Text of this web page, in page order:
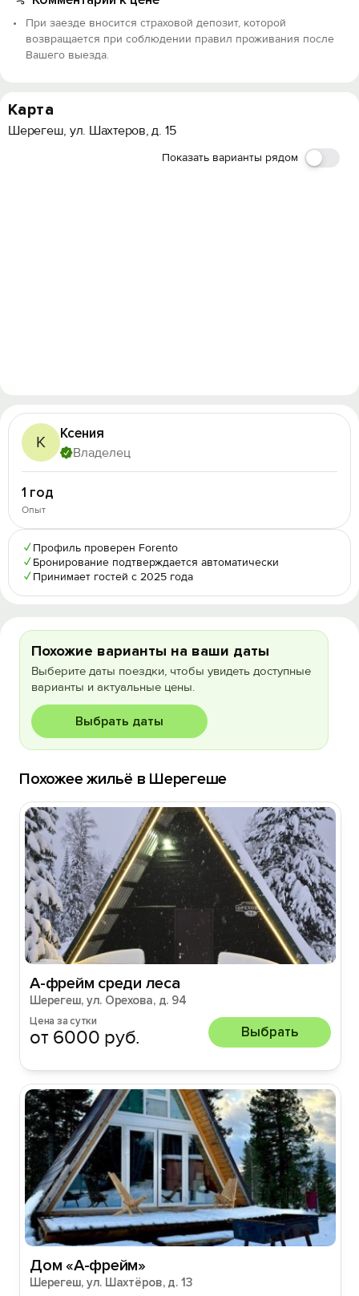
При заезде вносится страховой депозит, которой
возвращается при соблюдении правил проживания после
Вашего выезда.
Карта
Шерегеш, ул. Шахтеров, д. 15
Показать варианты рядом
К Ксения
Владелец
1 год
Опыт
✓ Профиль проверен Forento
✓ Бронирование подтверждается автоматически
✓ Принимает гостей с 2025 года
Похожие варианты на ваши даты
Выберите даты поездки, чтобы увидеть доступные
варианты и актуальные цены.
Выбрать даты
Похожее жильё в Шерегеше
А-фрейм среди леса
Шерегеш, ул. Орехова, д. 94
Цена за сутки
от 6000 руб. Выбрать
Дом «А-фрейм»
Шерегеш, ул. Шахтёров, д. 13